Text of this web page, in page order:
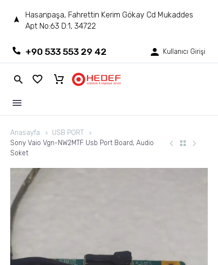
Hasanpaşa, Fahrettin Kerim Gökay Cd Mukaddes
Apt No:63 D:1, 34722
+90 533 553 29 42 Kullanıcı Girişi
Anasayfa
USB PORT
Sony Vaio Vgn-NW2MTF Usb Port Board, Audio
Soket